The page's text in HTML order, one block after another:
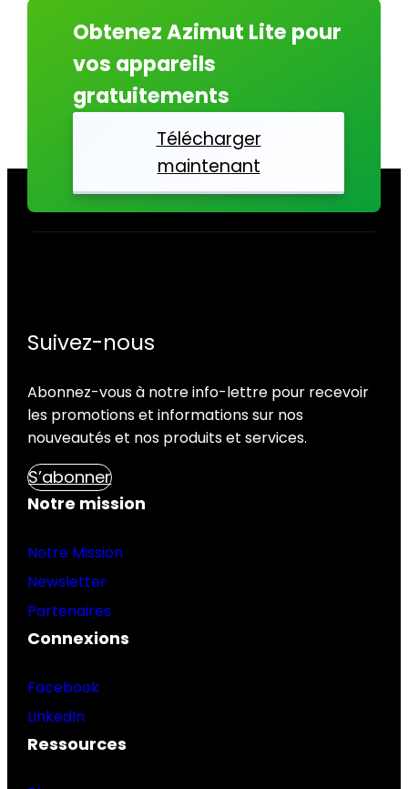
pour
Tous
Obtenez Azimut Lite pour
vos appareils
gratuitements
Télécharger
maintenant
Suivez-nous
Abonnez-vous à notre info-lettre pour recevoir
les promotions et informations sur nos
nouveautés et nos produits et services.
S’abonner
Notre mission
Notre Mission
Newsletter
Partenaires
Connexions
Facebook
LinkedIn
Ressources